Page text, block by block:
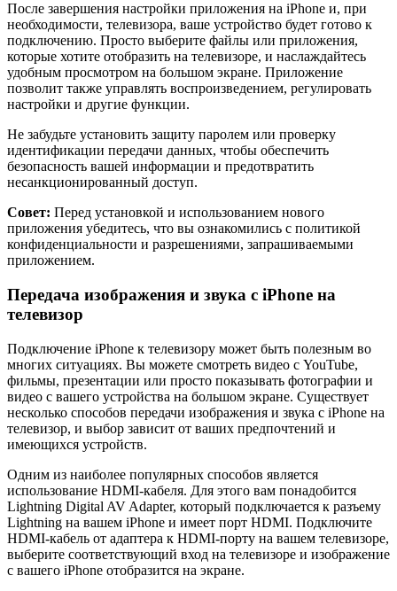
После завершения настройки приложения на iPhone и, при
необходимости, телевизора, ваше устройство будет готово к
подключению. Просто выберите файлы или приложения,
которые хотите отобразить на телевизоре, и наслаждайтесь
удобным просмотром на большом экране. Приложение
позволит также управлять воспроизведением, регулировать
настройки и другие функции.
Не забудьте установить защиту паролем или проверку
идентификации передачи данных, чтобы обеспечить
безопасность вашей информации и предотвратить
несанкционированный доступ.
Совет: Перед установкой и использованием нового
приложения убедитесь, что вы ознакомились с политикой
конфиденциальности и разрешениями, запрашиваемыми
приложением.
Передача изображения и звука с iPhone на
телевизор
Подключение iPhone к телевизору может быть полезным во
многих ситуациях. Вы можете смотреть видео с YouTube,
фильмы, презентации или просто показывать фотографии и
видео с вашего устройства на большом экране. Существует
несколько способов передачи изображения и звука с iPhone на
телевизор, и выбор зависит от ваших предпочтений и
имеющихся устройств.
Одним из наиболее популярных способов является
использование HDMI-кабеля. Для этого вам понадобится
Lightning Digital AV Adapter, который подключается к разъему
Lightning на вашем iPhone и имеет порт HDMI. Подключите
HDMI-кабель от адаптера к HDMI-порту на вашем телевизоре,
выберите соответствующий вход на телевизоре и изображение
с вашего iPhone отобразится на экране.